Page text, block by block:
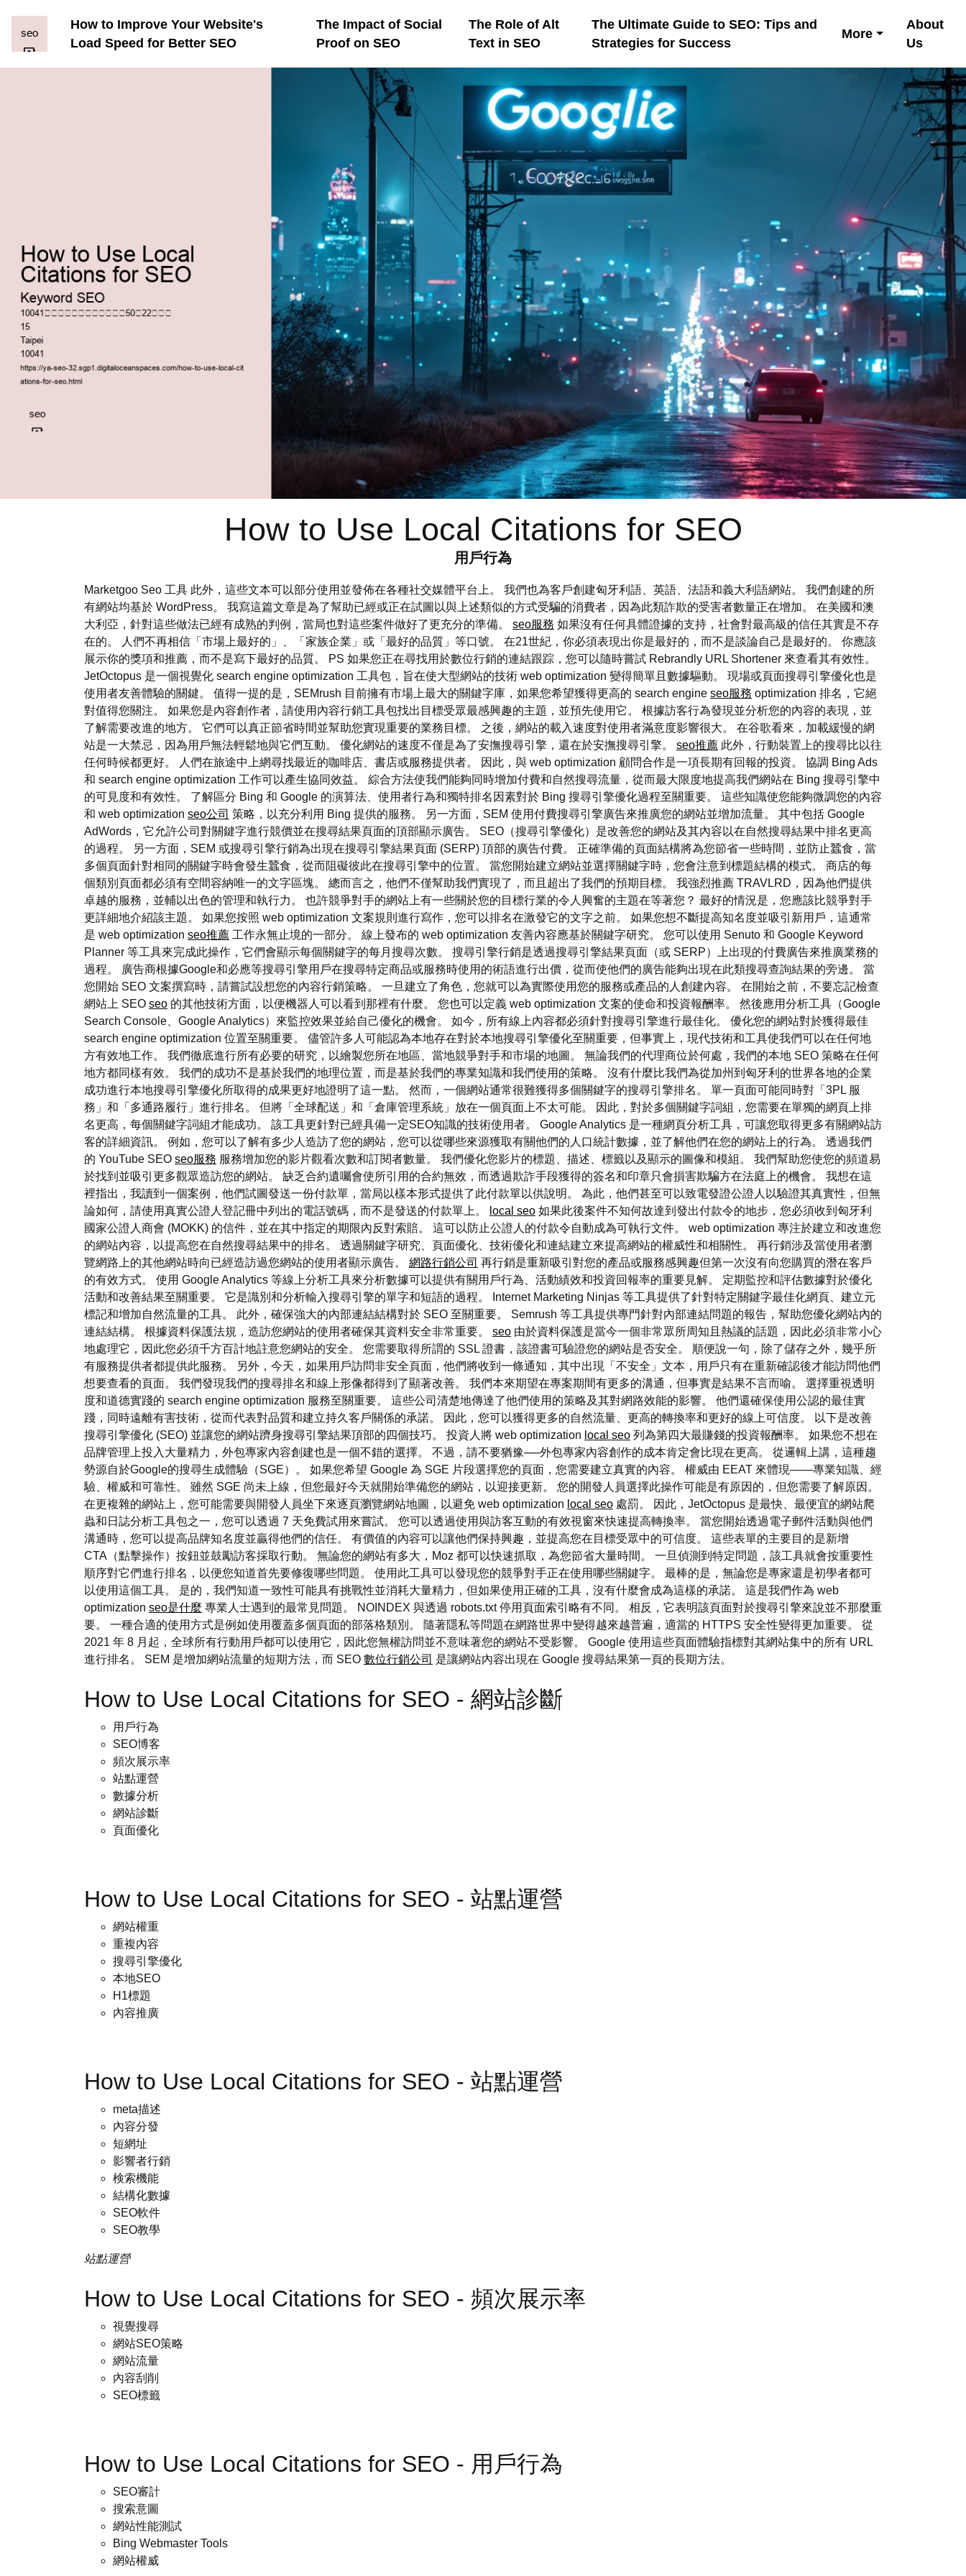
How to Improve Your Website's
Load Speed for Better SEO
The Impact of Social
Proof on SEO
The Role of Alt
Text in SEO
The Ultimate Guide to SEO: Tips and
Strategies for Success
More
About
Us
How to Use Local Citations for SEO
用戶行為
Marketgoo Seo 工具 此外，這些文本可以部分使用並發佈在各種社交媒體平台上。 我們也為客戶創建匈牙利語、英語、法語和義大利語網站。 我們創建的所
有網站均基於 WordPress。 我寫這篇文章是為了幫助已經或正在試圖以與上述類似的方式受騙的消費者，因為此類詐欺的受害者數量正在增加。 在美國和澳
大利亞，針對這些做法已經有成熟的判例，當局也對這些案件做好了更充分的準備。 seo服務 如果沒有任何具體證據的支持，社會對最高級的信任其實是不存
在的。 人們不再相信「市場上最好的」、「家族企業」或「最好的品質」等口號。 在21世紀，你必須表現出你是最好的，而不是談論自己是最好的。 你應該
展示你的獎項和推薦，而不是寫下最好的品質。 PS 如果您正在尋找用於數位行銷的連結跟踪，您可以隨時嘗試 Rebrandly URL Shortener 來查看其有效性。
JetOctopus 是一個視覺化 search engine optimization 工具包，旨在使大型網站的技術 web optimization 變得簡單且數據驅動。 現場或頁面搜尋引擎優化也是
使用者友善體驗的關鍵。 值得一提的是，SEMrush 目前擁有市場上最大的關鍵字庫，如果您希望獲得更高的 search engine seo服務 optimization 排名，它絕
對值得您關注。 如果您是內容創作者，請使用內容行銷工具包找出目標受眾最感興趣的主題，並預先使用它。 根據訪客行為發現並分析您的內容的表現，並
了解需要改進的地方。 它們可以真正節省時間並幫助您實現重要的業務目標。 之後，網站的載入速度對使用者滿意度影響很大。 在谷歌看來，加載緩慢的網
站是一大禁忌，因為用戶無法輕鬆地與它們互動。 優化網站的速度不僅是為了安撫搜尋引擎，還在於安撫搜尋引擎。 seo推薦 此外，行動裝置上的搜尋比以往
任何時候都更好。 人們在旅途中上網尋找最近的咖啡店、書店或服務提供者。 因此，與 web optimization 顧問合作是一項長期有回報的投資。 協調 Bing Ads
和 search engine optimization 工作可以產生協同效益。 綜合方法使我們能夠同時增加付費和自然搜尋流量，從而最大限度地提高我們網站在 Bing 搜尋引擎中
的可見度和有效性。 了解區分 Bing 和 Google 的演算法、使用者行為和獨特排名因素對於 Bing 搜尋引擎優化過程至關重要。 這些知識使您能夠微調您的內容
和 web optimization seo公司 策略，以充分利用 Bing 提供的服務。 另一方面，SEM 使用付費搜尋引擎廣告來推廣您的網站並增加流量。 其中包括 Google
AdWords，它允許公司對關鍵字進行競價並在搜尋結果頁面的頂部顯示廣告。 SEO（搜尋引擎優化）是改善您的網站及其內容以在自然搜尋結果中排名更高
的過程。 另一方面，SEM 或搜尋引擎行銷為出現在搜尋引擎結果頁面 (SERP) 頂部的廣告付費。 正確準備的頁面結構將為您節省一些時間，並防止蠶食，當
多個頁面針對相同的關鍵字時會發生蠶食，從而阻礙彼此在搜尋引擎中的位置。 當您開始建立網站並選擇關鍵字時，您會注意到標題結構的模式。 商店的每
個類別頁面都必須有空間容納唯一的文字區塊。 總而言之，他們不僅幫助我們實現了，而且超出了我們的預期目標。 我強烈推薦 TRAVLRD，因為他們提供
卓越的服務，並輔以出色的管理和執行力。 也許競爭對手的網站上有一些關於您的目標行業的令人興奮的主題在等著您？ 最好的情況是，您應該比競爭對手
更詳細地介紹該主題。 如果您按照 web optimization 文案規則進行寫作，您可以排名在激發它的文字之前。 如果您想不斷提高知名度並吸引新用戶，這通常
是 web optimization seo推薦 工作永無止境的一部分。 線上發布的 web optimization 友善內容應基於關鍵字研究。 您可以使用 Senuto 和 Google Keyword
Planner 等工具來完成此操作，它們會顯示每個關鍵字的每月搜尋次數。 搜尋引擎行銷是透過搜尋引擎結果頁面（或 SERP）上出現的付費廣告來推廣業務的
過程。 廣告商根據Google和必應等搜尋引擎用戶在搜尋特定商品或服務時使用的術語進行出價，從而使他們的廣告能夠出現在此類搜尋查詢結果的旁邊。 當
您開始 SEO 文案撰寫時，請嘗試設想您的內容行銷策略。 一旦建立了角色，您就可以為實際使用您的服務或產品的人創建內容。 在開始之前，不要忘記檢查
網站上 SEO seo 的其他技術方面，以便機器人可以看到那裡有什麼。 您也可以定義 web optimization 文案的使命和投資報酬率。 然後應用分析工具（Google
Search Console、Google Analytics）來監控效果並給自己優化的機會。 如今，所有線上內容都必須針對搜尋引擎進行最佳化。 優化您的網站對於獲得最佳
search engine optimization 位置至關重要。 儘管許多人可能認為本地存在對於本地搜尋引擎優化至關重要，但事實上，現代技術和工具使我們可以在任何地
方有效地工作。 我們徹底進行所有必要的研究，以繪製您所在地區、當地競爭對手和市場的地圖。 無論我們的代理商位於何處，我們的本地 SEO 策略在任何
地方都同樣有效。 我們的成功不是基於我們的地理位置，而是基於我們的專業知識和我們使用的策略。 沒有什麼比我們為從加州到匈牙利的世界各地的企業
成功進行本地搜尋引擎優化所取得的成果更好地證明了這一點。 然而，一個網站通常很難獲得多個關鍵字的搜尋引擎排名。 單一頁面可能同時對「3PL 服
務」和「多通路履行」進行排名。 但將「全球配送」和「倉庫管理系統」放在一個頁面上不太可能。 因此，對於多個關鍵字詞組，您需要在單獨的網頁上排
名更高，每個關鍵字詞組才能成功。 該工具更針對已經具備一定SEO知識的技術使用者。 Google Analytics 是一種網頁分析工具，可讓您取得更多有關網站訪
客的詳細資訊。 例如，您可以了解有多少人造訪了您的網站，您可以從哪些來源獲取有關他們的人口統計數據，並了解他們在您的網站上的行為。 透過我們
的 YouTube SEO seo服務 服務增加您的影片觀看次數和訂閱者數量。 我們優化您影片的標題、描述、標籤以及顯示的圖像和模組。 我們幫助您使您的頻道易
於找到並吸引更多觀眾造訪您的網站。 缺乏合約遺囑會使所引用的合約無效，而透過欺詐手段獲得的簽名和印章只會損害欺騙方在法庭上的機會。 我想在這
裡指出，我讀到一個案例，他們試圖發送一份付款單，當局以樣本形式提供了此付款單以供說明。 為此，他們甚至可以致電發證公證人以驗證其真實性，但無
論如何，請使用真實公證人登記冊中列出的電話號碼，而不是發送的付款單上。
local seo 如果此後案件不知何故達到發出付款令的地步，您必須收到匈牙利
國家公證人商會 (MOKK) 的信件，並在其中指定的期限內反對索賠。 這可以防止公證人的付款令自動成為可執行文件。 web optimization 專注於建立和改進您
的網站內容，以提高您在自然搜尋結果中的排名。 透過關鍵字研究、頁面優化、技術優化和連結建立來提高網站的權威性和相關性。 再行銷涉及當使用者瀏
覽網路上的其他網站時向已經造訪過您網站的使用者顯示廣告。 網路行銷公司 再行銷是重新吸引對您的產品或服務感興趣但第一次沒有向您購買的潛在客戶
的有效方式。 使用 Google Analytics 等線上分析工具來分析數據可以提供有關用戶行為、活動績效和投資回報率的重要見解。 定期監控和評估數據對於優化
活動和改善結果至關重要。 它是識別和分析輸入搜尋引擎的單字和短語的過程。 Internet Marketing Ninjas 等工具提供了針對特定關鍵字最佳化網頁、建立元
標記和增加自然流量的工具。 此外，確保強大的內部連結結構對於 SEO 至關重要。 Semrush 等工具提供專門針對內部連結問題的報告，幫助您優化網站內的
連結結構。 根據資料保護法規，造訪您網站的使用者確保其資料安全非常重要。 seo 由於資料保護是當今一個非常眾所周知且熱議的話題，因此必須非常小心
地處理它，因此您必須千方百計地註意您網站的安全。 您需要取得所謂的 SSL 證書，該證書可驗證您的網站是否安全。 順便說一句，除了儲存之外，幾乎所
有服務提供者都提供此服務。 另外，今天，如果用戶訪問非安全頁面，他們將收到一條通知，其中出現「不安全」文本，用戶只有在重新確認後才能訪問他們
想要查看的頁面。 我們發現我們的搜尋排名和線上形像都得到了顯著改善。 我們本來期望在專案期間有更多的溝通，但事實是結果不言而喻。 選擇重視透明
度和道德實踐的 search engine optimization 服務至關重要。 這些公司清楚地傳達了他們使用的策略及其對網路效能的影響。 他們還確保使用公認的最佳實
踐，同時遠離有害技術，從而代表對品質和建立持久客戶關係的承諾。 因此，您可以獲得更多的自然流量、更高的轉換率和更好的線上可信度。 以下是改善
搜尋引擎優化 (SEO) 並讓您的網站躋身搜尋引擎結果頂部的四個技巧。 投資人將 web optimization local seo 列為第四大最賺錢的投資報酬率。 如果您不想在
品牌管理上投入大量精力，外包專家內容創建也是一個不錯的選擇。 不過，請不要猶豫──外包專家內容創作的成本肯定會比現在更高。 從邏輯上講，這種趨
勢源自於Google的搜尋生成體驗（SGE）。 如果您希望 Google 為 SGE 片段選擇您的頁面，您需要建立真實的內容。 權威由 EEAT 來體現——專業知識、經
驗、權威和可靠性。 雖然 SGE 尚未上線，但您最好今天就開始準備您的網站，以迎接更新。 您的開發人員選擇此操作可能是有原因的，但您需要了解原因。
在更複雜的網站上，您可能需要與開發人員坐下來逐頁瀏覽網站地圖，以避免 web optimization local seo 處罰。 因此，JetOctopus 是最快、最便宜的網站爬
蟲和日誌分析工具包之一，您可以透過 7 天免費試用來嘗試。 您可以透過使用與訪客互動的有效視窗來快速提高轉換率。 當您開始透過電子郵件活動與他們
溝通時，您可以提高品牌知名度並贏得他們的信任。 有價值的內容可以讓他們保持興趣，並提高您在目標受眾中的可信度。 這些表單的主要目的是新增
CTA（點擊操作）按鈕並鼓勵訪客採取行動。 無論您的網站有多大，Moz 都可以快速抓取，為您節省大量時間。 一旦偵測到特定問題，該工具就會按重要性
順序對它們進行排名，以便您知道首先要修復哪些問題。 使用此工具可以發現您的競爭對手正在使用哪些關鍵字。 最棒的是，無論您是專家還是初學者都可
以使用這個工具。 是的，我們知道一致性可能具有挑戰性並消耗大量精力，但如果使用正確的工具，沒有什麼會成為這樣的承諾。 這是我們作為 web
optimization seo是什麼 專業人士遇到的最常見問題。 NOINDEX 與透過 robots.txt 停用頁面索引略有不同。 相反，它表明該頁面對於搜尋引擎來說並不那麼重
要。 一種合適的使用方式是例如使用覆蓋多個頁面的部落格類別。 隨著隱私等問題在網路世界中變得越來越普遍，適當的 HTTPS 安全性變得更加重要。 從
2021 年 8 月起，全球所有行動用戶都可以使用它，因此您無權訪問並不意味著您的網站不受影響。 Google 使用這些頁面體驗指標對其網站集中的所有 URL
進行排名。 SEM 是增加網站流量的短期方法，而 SEO 數位行銷公司 是讓網站內容出現在 Google 搜尋結果第一頁的長期方法。
How to Use Local Citations for SEO - 網站診斷
用戶行為
SEO博客
頻次展示率
站點運營
數據分析
網站診斷
頁面優化
How to Use Local Citations for SEO - 站點運營
網站權重
重複內容
搜尋引擎優化
本地SEO
H1標題
內容推廣
How to Use Local Citations for SEO - 站點運營
meta描述
內容分發
短網址
影響者行銷
検索機能
結構化數據
SEO軟件
SEO教學
站點運營
How to Use Local Citations for SEO - 頻次展示率
視覺搜尋
網站SEO策略
網站流量
內容刮削
SEO標籤
How to Use Local Citations for SEO - 用戶行為
SEO審計
搜索意圖
網站性能測試
Bing Webmaster Tools
網站權威